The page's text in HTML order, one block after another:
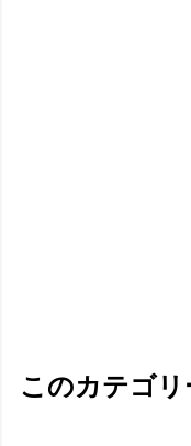
このカテゴ